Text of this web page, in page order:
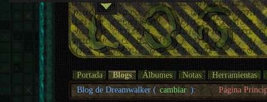
Portada Blogs Álbumes Notas
Herramientas
Blog de Dreamwalker ( cambiar ): Página